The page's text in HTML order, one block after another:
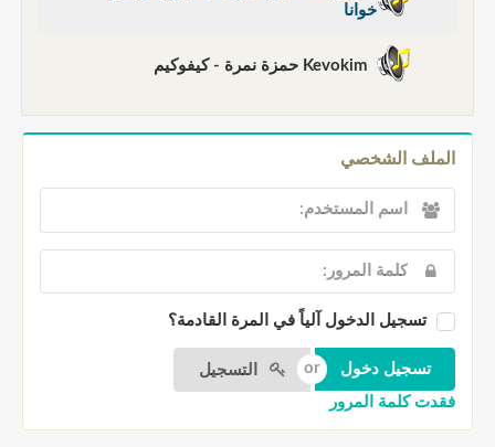
خوانا
الملف الشخصي
تسجيل الدخول آلياً في المرة القادمة؟
التسجيل
فقدت كلمة المرور